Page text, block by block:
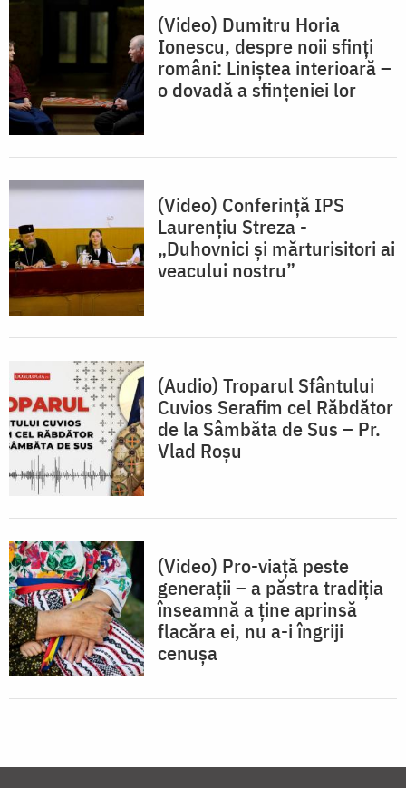
(Video) Dumitru Horia
Ionescu, despre noii sfinți
români: Liniștea interioară –
o dovadă a sfințeniei lor
(Video) Conferinţă IPS
Laurențiu Streza -
„Duhovnici și mărturisitori ai
veacului nostru”
(Audio) Troparul Sfântului
Cuvios Serafim cel Răbdător
de la Sâmbăta de Sus – Pr.
Vlad Roșu
(Video) Pro-viață peste
generații – a păstra tradiția
înseamnă a ține aprinsă
flacăra ei, nu a-i îngriji
cenușa